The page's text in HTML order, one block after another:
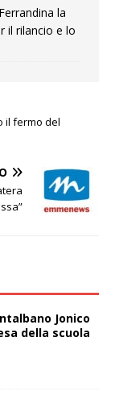
la
il rilancio e lo
il fermo del
Jonico
della scuola